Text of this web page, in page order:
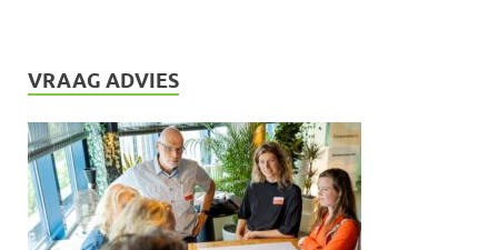
VRAAG ADVIES